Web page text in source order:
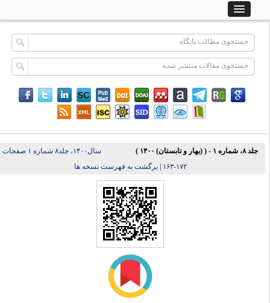
جلد ۸، شماره ۱ - ( (بهار و تابستان) ۱۴۰۰ )
سال۱۴۰۰، جلد۸ شماره ۱ صفحات
۱۷۲-۱۶۳
| برگشت به فهرست نسخه ها